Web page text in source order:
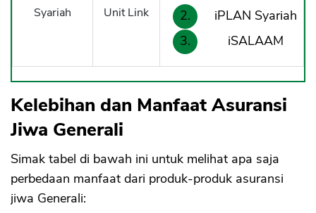
Syariah Unit Link
iPLAN Syariah
iSALAAM
Kelebihan dan Manfaat Asuransi
Jiwa Generali
Simak tabel di bawah ini untuk melihat apa saja
perbedaan manfaat dari produk-produk asuransi
jiwa Generali: